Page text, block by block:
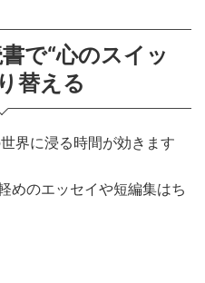
で“心のスイッ
替える
界に浸る時間が効きます
のエッセイや短編集はち